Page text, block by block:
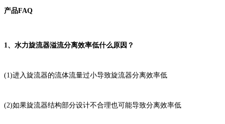
产品FAQ
1、 水力旋流器溢流分离效率低什么原因？
(1)进入旋流器的流体流量过小导致旋流器分离效率低
(2)如果旋流器结构部分设计不合理也可能导致分离效率低